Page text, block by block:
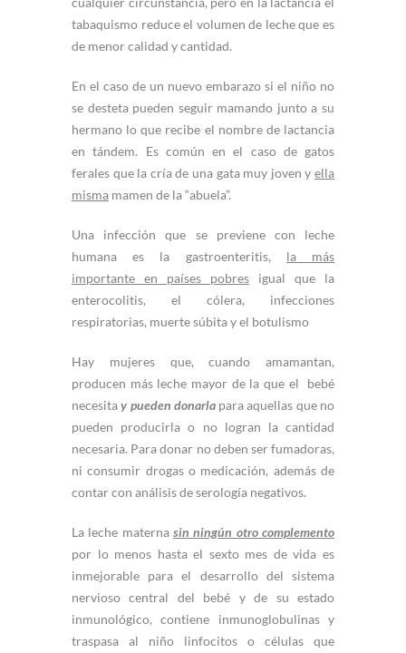
tabaquismo reduce el volumen de leche que es
de menor calidad y cantidad.
En el caso de un nuevo embarazo si el niño no
se desteta pueden seguir mamando junto a su
hermano lo que recibe el nombre de lactancia
en tándem. Es común en el caso de gatos
ferales que la cría de una gata muy joven y ella
misma mamen de la “abuela”.
Una infección que se previene con leche
humana es la gastroenteritis, la más
importante en países pobres igual que la
enterocolitis, el cólera, infecciones
respiratorias, muerte súbita y el botulismo
Hay mujeres que, cuando amamantan,
producen más leche mayor de la que el bebé
necesitay pueden donarlapara aquellas que no
pueden producirla o no logran la cantidad
necesaria. Para donar no deben ser fumadoras,
ni consumir drogas o medicación, además de
contar con análisis de serología negativos.
La leche materna sin ningún otro complemento
por lo menos hasta el sexto mes de vida es
inmejorable para el desarrollo del sistema
nervioso central del bebé y de su estado
inmunológico, contiene inmunoglobulinas y
traspasa al niño linfocitos o células que